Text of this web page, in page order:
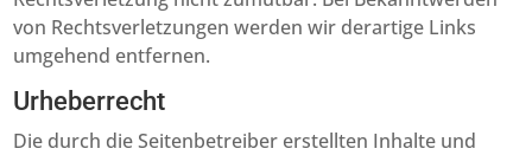
von Rechtsverletzungen werden wir derartige Links
umgehend entfernen.
Urheberrecht
Die durch die Seitenbetreiber erstellten Inhalte und